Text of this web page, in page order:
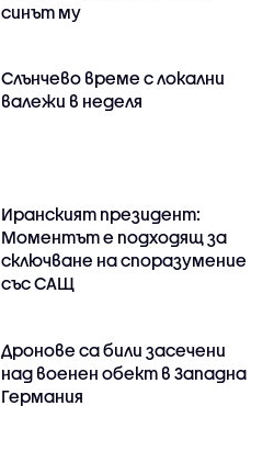
синът му
Слънчево време с локални
валежи в неделя
Иранският президент:
Моментът е подходящ за
сключване на споразумение
със САЩ
Дронове са били засечени
над военен обект в Западна
Германия